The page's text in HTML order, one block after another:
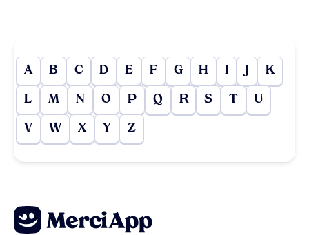
A B C D E F G H I J K
L M N O P Q R S T U
V W X Y Z